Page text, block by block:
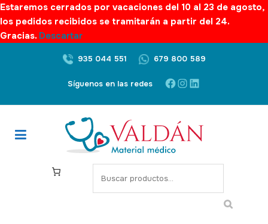
Estaremos cerrados por vacaciones del 10 al 23 de agosto,
los pedidos recibidos se tramitarán a partir del 24.
Gracias. Descartar
935 044 551 679 800 589
Síguenos en las redes Facebook
Instagram
LinkedIn
S
e